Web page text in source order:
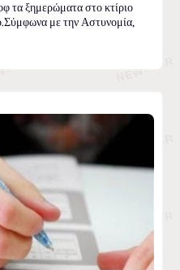
τα ξημερώματα στο κτίριο
με την Αστυνομία,